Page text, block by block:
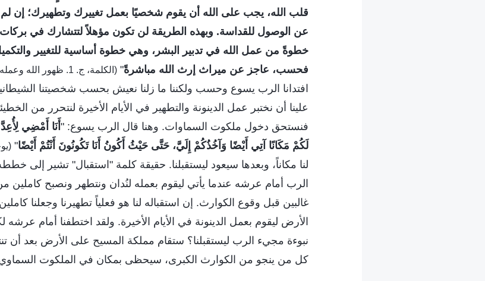
قلب الله، يجب على الله أن يقوم شخصيًا بعمل تغييرك وتطهيرك؛ إن لم
عن الوصول للقداسة. وبهذه الطريقة لن تكون مؤهلاً لتتشارك في بركات
خطوةً من عمل الله في تدبير البشر، وهي خطوة أساسية للتغيير
فحسب، عاجز عن ميراث إرث الله مباشرةً" (الكلمة، ج. 1. ظهور الله وعمله. بخصوص الألقاب والهوية)
افتدانا الرب يسوع وحسب ولكننا ما زلنا نعيش بحسب شخصيتنا
علينا أن نختبر عمل الدينونة والتطهير في الأيام الأخيرة لنتحرر من
فنستحق دخول ملكوت السماوات. وهنا قال الرب يسوع: " أَنَا أَمْضِي
لَكُمْ مَكَانًا آتِي أَيْضًا وَآخُذُكُمْ إِلَيَّ، حَتَّى حَيْثُ أَكُونُ أَنَا تَكُونُونَ أَنْتُمْ أَيْضًا"
لنا مكاناً، وبعدها سيعود ليستقبلنا. حقيقة كلمة "استقبال" تشير إلى
الرب أمام عرشه عندما يأتي ليقوم بعمله لنُدان ونتطهر ونصبح كاملين
غالبين قبل وقوع الكوارث. إن استقباله لنا هو فعلياً تطهيرنا وجعلنا
الأرض ليقوم بعمل الدينونة في الأيام الأخيرة. ولقد اختطفنا أمام
نبوءة مجيء الرب ليستقبلنا؟ ستقام مملكة المسيح على الأرض بعد أن
كل من ينجو من الكوارث الكبرى، سيحظى بمكان في الملكوت